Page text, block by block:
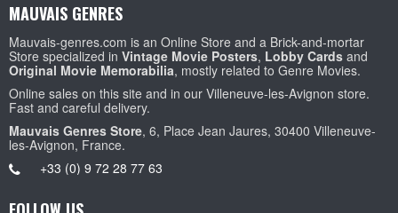
MAUVAIS GENRES
Mauvais-genres.com is an Online Store and a Brick-and-mortar
Store specialized in Vintage Movie Posters, Lobby Cards and
Original Movie Memorabilia, mostly related to Genre Movies.
Online sales on this site and in our Villeneuve-les-Avignon store.
Fast and careful delivery.
Mauvais Genres Store, 6, Place Jean Jaures, 30400 Villeneuve-
les-Avignon, France.
+33 (0) 9 72 28 77 63